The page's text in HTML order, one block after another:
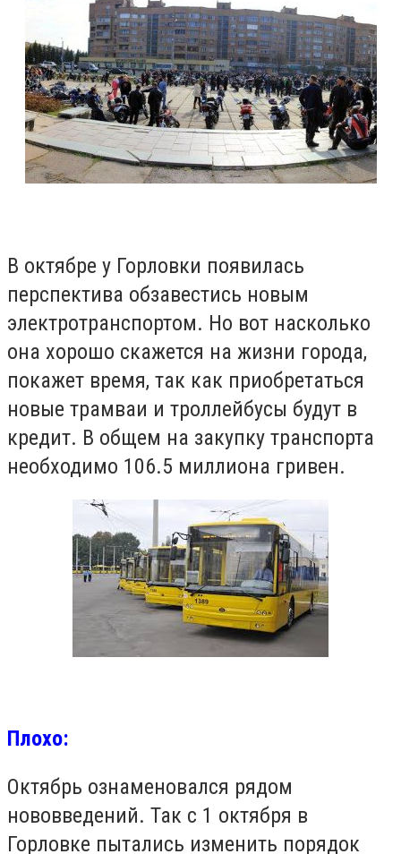
В октябре у Горловки появилась
перспектива обзавестись новым
электротранспортом. Но вот насколько
она хорошо скажется на жизни города,
покажет время, так как приобретаться
новые трамваи и троллейбусы будут в
кредит. В общем на закупку транспорта
необходимо 106.5 миллиона гривен.
Плохо:
Октябрь ознаменовался рядом
нововведений. Так с 1 октября в
Горловке пытались изменить порядок